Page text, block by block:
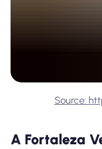
Source:
A Fortaleza